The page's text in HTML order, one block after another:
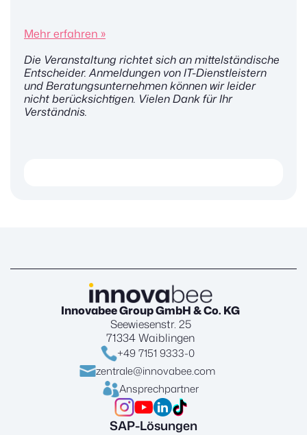
Mehr erfahren »
Die Veranstaltung richtet sich an mittelständische
Entscheider. Anmeldungen von IT-Dienstleistern
und Beratungsunternehmen können wir leider
nicht berücksichtigen. Vielen Dank für Ihr
Verständnis.
Innovabee Group GmbH & Co. KG
Seewiesenstr. 25
71334 Waiblingen
+49 7151 9333-0
zentrale@innovabee.com
Ansprechpartner
SAP-Lösungen